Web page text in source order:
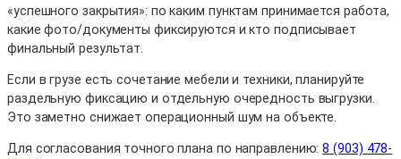
«успешного закрытия»: по каким пунктам принимается работа,
какие фото/документы фиксируются и кто подписывает
финальный результат.
Если в грузе есть сочетание мебели и техники, планируйте
раздельную фиксацию и отдельную очередность выгрузки.
Это заметно снижает операционный шум на объекте.
Для согласования точного плана по направлению:8 (903) 478-